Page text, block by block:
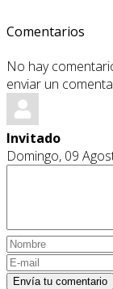
Comentarios
No hay
enviar un
Invitado
Domingo, 09
Envía tu comentario